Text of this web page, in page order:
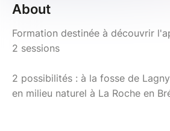
About
Formation destinée à découvrir
2 sessions
2 possibilités : à la fosse de
en milieu naturel à La Roche en